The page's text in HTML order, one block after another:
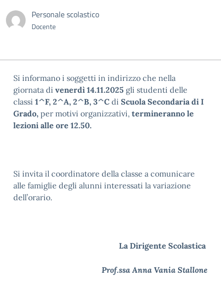
Personale scolastico
Docente
Si informano i soggetti in indirizzo che nella
giornata di venerdì 14.11.2025 gli studenti delle
classi 1^F, 2^A, 2^B, 3^C di Scuola Secondaria di I
Grado, per motivi organizzativi, termineranno le
lezioni alle ore 12.50.
Si invita il coordinatore della classe a comunicare
alle famiglie degli alunni interessati la variazione
dell’orario.
La Dirigente Scolastica
Prof.ssa Anna Vania Stallone